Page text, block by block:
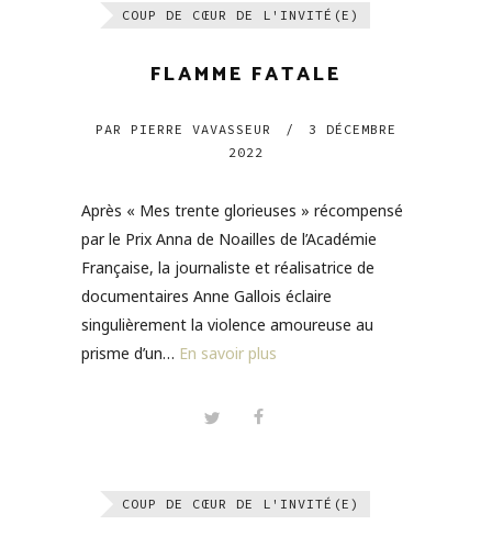
COUP DE CŒUR DE L'INVITÉ(E)
FLAMME FATALE
PAR PIERRE VAVASSEUR /
3 DÉCEMBRE
2022
Après « Mes trente glorieuses » récompensé
par le Prix Anna de Noailles de l’Académie
Française, la journaliste et réalisatrice de
documentaires Anne Gallois éclaire
singulièrement la violence amoureuse au
prisme d’un… En savoir plus
COUP DE CŒUR DE L'INVITÉ(E)